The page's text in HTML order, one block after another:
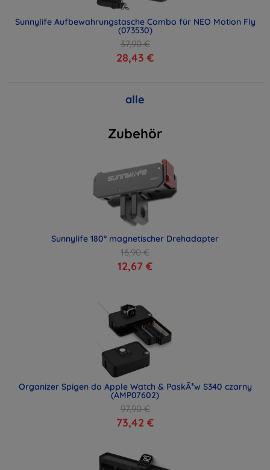
Sunnylife Aufbewahrungstasche Combo für NEO Motion Fly
(073530)
37,90 €
28,43 €
alle
Zubehör
Sunnylife 180° magnetischer Drehadapter
16,90 €
12,67 €
Organizer Spigen do Apple Watch & PaskÃ³w S340 czarny
(AMP07602)
97,90 €
73,42 €